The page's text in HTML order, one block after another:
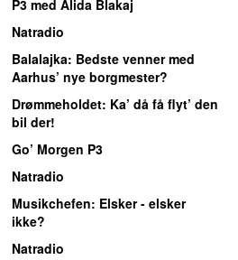
P3 med Alida Blakaj
Natradio
Balalajka: Bedste venner med
Aarhus’ nye borgmester?
Drømmeholdet: Ka’ då få flyt’ den
bil der!
Go’ Morgen P3
Natradio
Musikchefen: Elsker - elsker
ikke?
Natradio